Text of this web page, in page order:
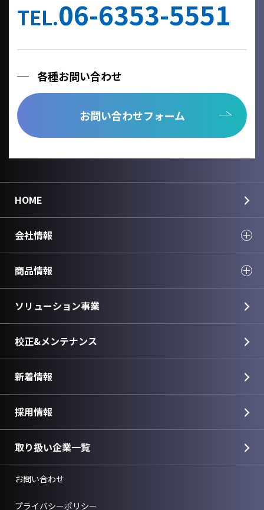
を締結いたします。
当社への個人情報の利用目的の通知、開示、内容の訂正、追加ま
報の取り扱いに関する苦情は、以下の連絡先までご連絡くださ
Cookie情報としましては、今後のより良い情報提供を目指す為の
個人情報のご入力は任意ですが、正しく入力されていない場合に
国華電機株式会社
TEL.06-6353-5551
各種お問い合わせ
お問い合わせフォーム
HOME
会社情報
商品情報
ソリューション事業
校正&メンテナンス
新着情報
採用情報
取り扱い企業一覧
お問い合わせ
プライバシーポリシー